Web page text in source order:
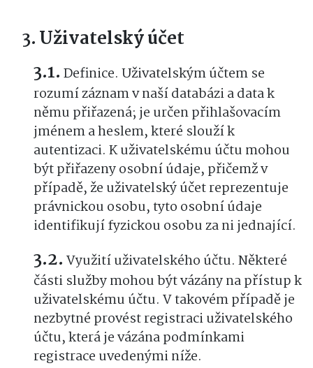
Uživatelský účet
Definice. Uživatelským účtem se
rozumí záznam v naší databázi a data k
němu přiřazená; je určen přihlašovacím
jménem a heslem, které slouží k
autentizaci. K uživatelskému účtu mohou
být přiřazeny osobní údaje, přičemž v
případě, že uživatelský účet reprezentuje
právnickou osobu, tyto osobní údaje
identifikují fyzickou osobu za ni jednající.
Využití uživatelského účtu. Některé
části služby mohou být vázány na přístup k
uživatelskému účtu. V takovém případě je
nezbytné provést registraci uživatelského
účtu, která je vázána podmínkami
registrace uvedenými níže.